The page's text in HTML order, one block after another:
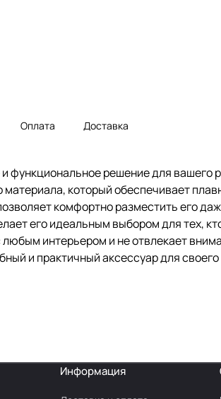
Оплата Доставка
функциональное решение для вашего
который обеспечивает
комфортно разместить его
его идеальным выбором для тех,
интерьером и не отвлекает
и практичный аксессуар для
Информация